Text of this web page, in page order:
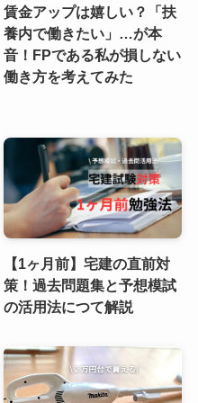
賃金アップは嬉しい？「扶
養内で働きたい」…が本
音！FPである私が損しない
働き方を考えてみた
【1ヶ月前】宅建の直前対
策！過去問題集と予想模試
の活用法につて解説